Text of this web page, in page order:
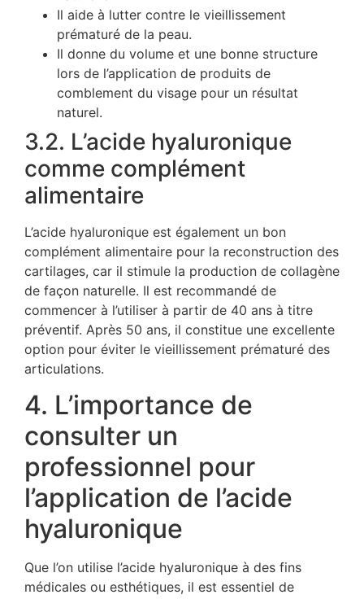
Il aide à lutter contre le vieillissement
prématuré de la peau.
Il donne du volume et une bonne structure
lors de l’application de produits de
comblement du visage pour un résultat
naturel.
3.2. L’acide hyaluronique
comme complément
alimentaire
L’acide hyaluronique est également un bon
complément alimentaire pour la reconstruction des
cartilages, car il stimule la production de collagène
de façon naturelle. Il est recommandé de
commencer à l’utiliser à partir de 40 ans à titre
préventif. Après 50 ans, il constitue une excellente
option pour éviter le vieillissement prématuré des
articulations.
4. L’importance de
consulter un
professionnel pour
l’application de l’acide
hyaluronique
Que l’on utilise l’acide hyaluronique à des fins
médicales ou esthétiques, il est essentiel de